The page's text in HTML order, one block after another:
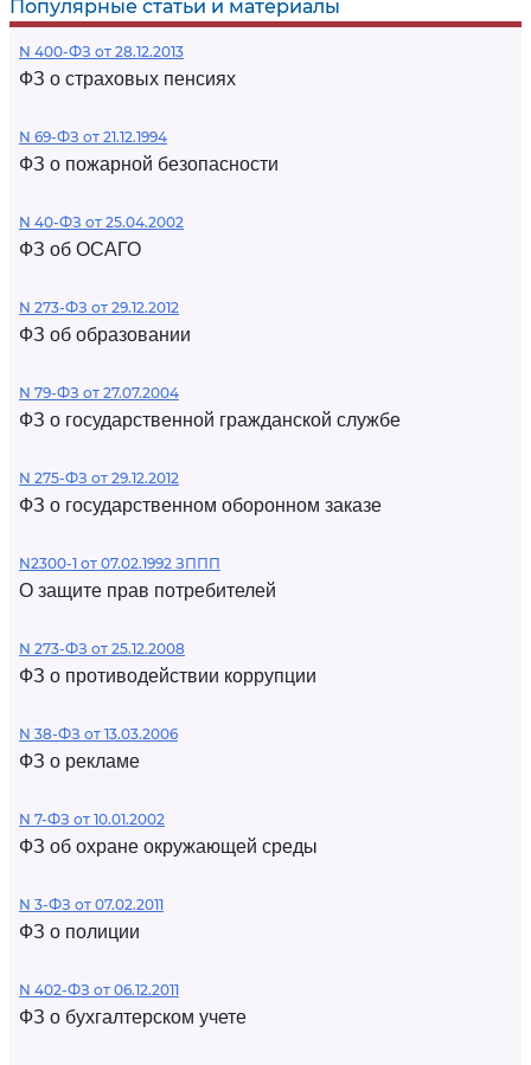
Популярные статьи и материалы
N 400-ФЗ от 28.12.2013
ФЗ о страховых пенсиях
N 69-ФЗ от 21.12.1994
ФЗ о пожарной безопасности
N 40-ФЗ от 25.04.2002
ФЗ об ОСАГО
N 273-ФЗ от 29.12.2012
ФЗ об образовании
N 79-ФЗ от 27.07.2004
ФЗ о государственной гражданской службе
N 275-ФЗ от 29.12.2012
ФЗ о государственном оборонном заказе
N2300-1 от 07.02.1992 ЗППП
О защите прав потребителей
N 273-ФЗ от 25.12.2008
ФЗ о противодействии коррупции
N 38-ФЗ от 13.03.2006
ФЗ о рекламе
N 7-ФЗ от 10.01.2002
ФЗ об охране окружающей среды
N 3-ФЗ от 07.02.2011
ФЗ о полиции
N 402-ФЗ от 06.12.2011
ФЗ о бухгалтерском учете